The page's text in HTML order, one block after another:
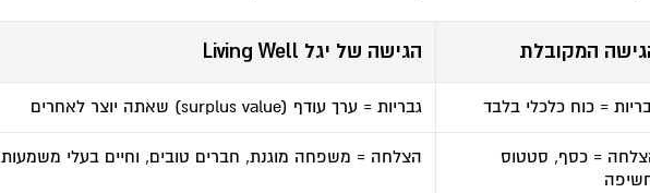
המקובלת הגישה של יגל Living Well
= כוח כלכלי בלבד גבריות = ערך עודף (surplus value) שאתה יוצר לאחרים
= כסף, סטטוס
הצלחה = משפחה מוגנת, חברים טובים, וחיים בעלי משמעות